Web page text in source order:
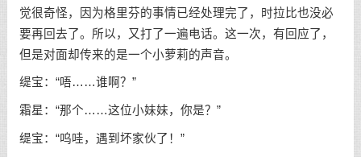
觉很奇怪，因为格里芬的事情已经处理完了，时拉比也没必
要再回去了。所以，又打了一遍电话。这一次，有回应了，
但是对面却传来的是一个小萝莉的声音。
缇宝：“唔……谁啊？”
霜星：“那个……这位小妹妹，你是？”
缇宝：“呜哇，遇到坏家伙了！”